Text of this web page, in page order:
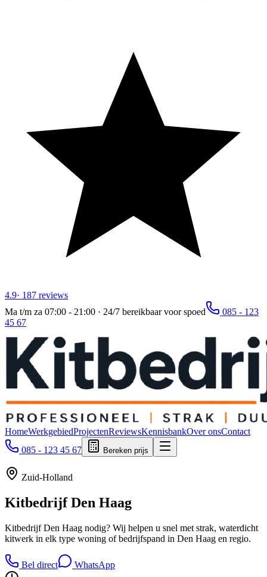
4.9· 187 reviews
Ma t/m za 07:00 - 21:00 · 24/7 bereikbaar voor spoed
085 - 123
45 67
HomeWerkgebiedProjectenReviewsKennisbankOver onsContact
085 - 123 45 67
Bereken prijs
Zuid-Holland
KitbedrijfDen Haag
Kitbedrijf Den Haag nodig? Wij helpen u snel met strak, waterdicht
kitwerk in elk type woning of bedrijfspand in Den Haag en regio.
Bel direct
WhatsApp